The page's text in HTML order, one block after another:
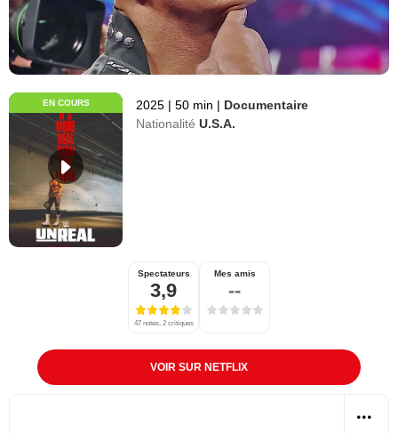
EN COURS 2025 | 50 min | Documentaire
Nationalité U.S.A.
Spectateurs
3,9
47 notes, 2 critiques
Mes amis
--
VOIR SUR NETFLIX